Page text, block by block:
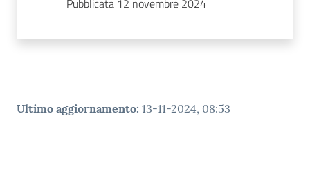
Pubblicata 12 novembre 2024
Ultimo aggiornamento: 13-11-2024, 08:53